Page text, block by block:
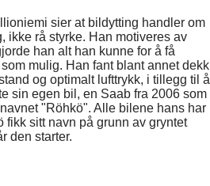
sier at bildytting handler om
ikke rå styrke. Han motiveres av
han alt han kunne for å få
mulig. Han fant blant annet dekk
og optimalt lufttrykk, i tillegg til å
sin egen bil, en Saab fra 2006 som
"Röhkö". Alle bilene hans har
fikk sitt navn på grunn av gryntet
den starter.